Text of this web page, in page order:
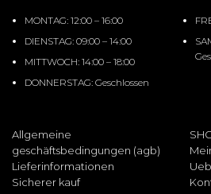
Allgemeine
geschäftsbedingungen (agb)
Lieferinformationen
Sicherer kauf
MONTAG: 12:00 – 16:00
DIENSTAG: 09:00 – 14:00
MITTWOCH: 14:00 – 18:00
DONNERSTAG: Geschlossen